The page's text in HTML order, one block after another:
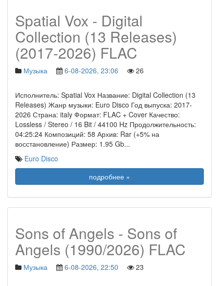
Spatial Vox - Digital
Collection (13 Releases)
(2017-2026) FLAC
Музыка 6-08-2026, 23:06 26
Исполнитель: Spatial Vox Название: Digital Collection (13
Releases) Жанр музыки: Euro Disco Год выпуска: 2017-
2026 Страна: italy Формат: FLAC + Cover Качество:
Lossless / Stereo / 16 Bit / 44100 Hz Продолжительность:
04:25:24 Композиций: 58 Архив: Rar (+5% на
восстановление) Размер: 1.95 Gb...
Euro Disco
подробнее »
Sons of Angels - Sons of
Angels (1990/2026) FLAC
Музыка 6-08-2026, 22:50 23